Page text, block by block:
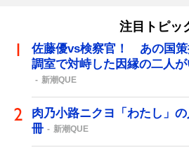
注目トピッ
佐藤優vs検察官！ あの国策
調室で対峙した因縁の二人
新潮QUE
肉乃小路ニクヨ「わたし」
冊
新潮QUE